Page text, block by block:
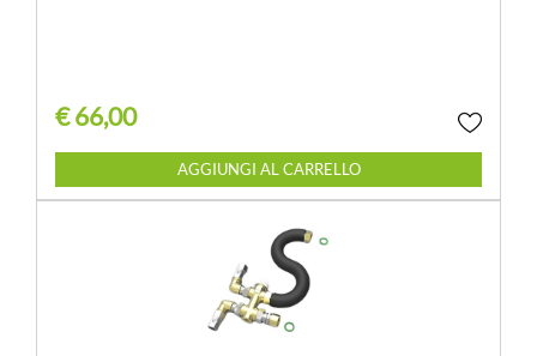
€ 66,00
Quantità
AGGIUNGI AL CARRELLO